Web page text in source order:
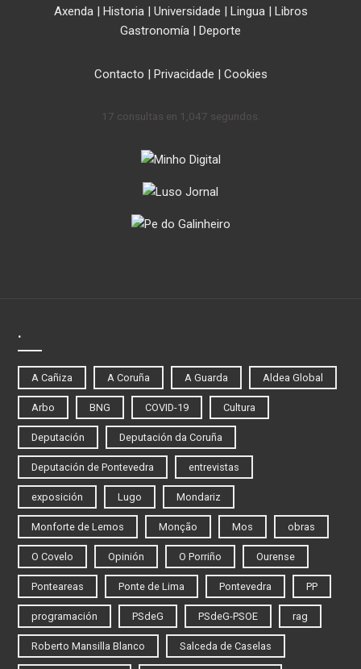
Axenda | Historia | Universidade | Lingua | Libros
Gastronomía | Deporte
Contacto | Privacidade | Cookies
17 consultas en 1,047 segundos.
.
A Cañiza A Coruña A Guarda Aldea Global
Arbo BNG COVID-19 Cultura
Deputación Deputación da Coruña
Deputación de Pontevedra entrevistas
exposición Lugo Mondariz
Monforte de Lemos Monção Mos obras
O Covelo Opinión O Porriño Ourense
Ponteareas Ponte de Lima Pontevedra PP
programación PSdeG PSdeG-PSOE rag
Roberto Mansilla Blanco Salceda de Caselas